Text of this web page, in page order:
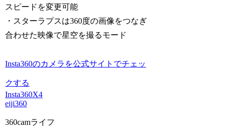
スピードを変更可能
・スターラプスは360度の画像をつなぎ
合わせた映像で星空を撮るモード
Insta360のカメラを公式サイトでチェッ
クする
Insta360X4
eiji360
360camライフ